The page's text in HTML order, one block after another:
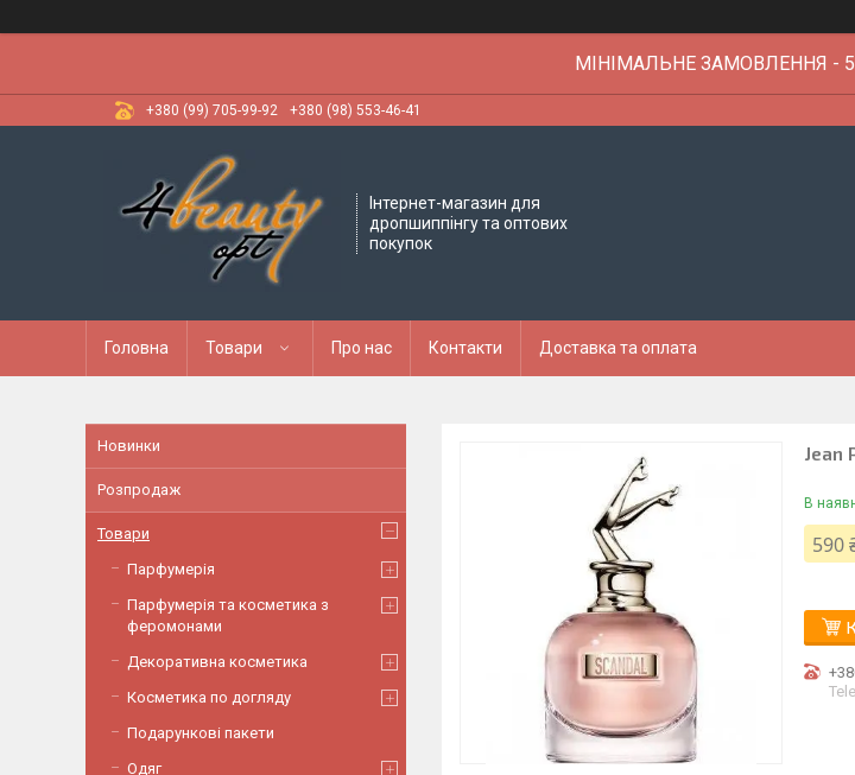
МІНІМАЛЬНЕ ЗАМОВЛЕННЯ -
+380 (99) 705-99-92 +380 (98) 553-46-41
Інтернет-магазин для
дропшиппінгу та оптових
покупок
Головна Товари Про нас Контакти Доставка та оплата
Jean
В
590
Новинки
Розпродаж
Товари
Парфумерія
Парфумерія та косметика з
феромонами
Декоративна косметика
Косметика по догляду
Подарункові пакети
Одяг